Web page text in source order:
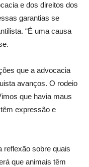
e dos direitos dos
garantias se
“É uma causa
que a advocacia
avanços. O rodeio
que havia maus
expressão e
reflexão sobre quais
que animais têm